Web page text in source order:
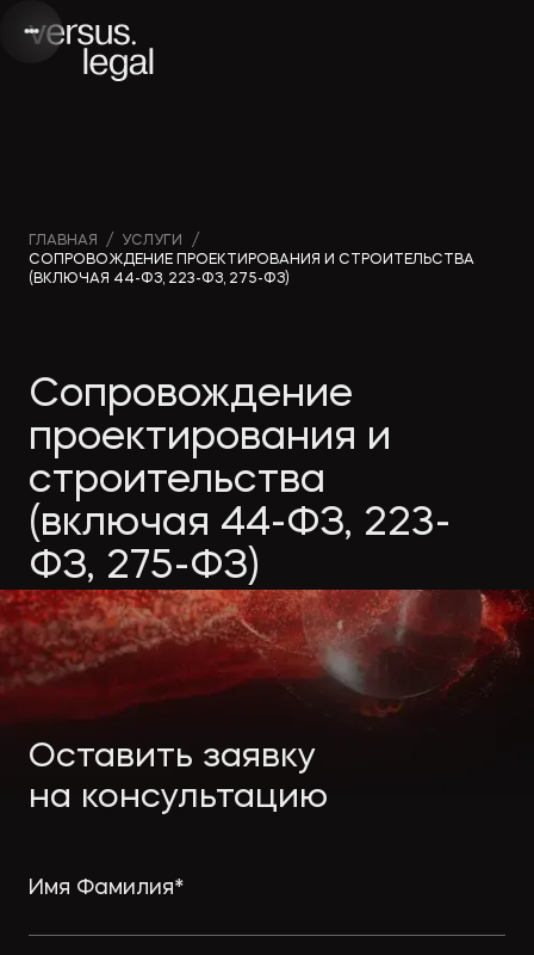
Интеллектуальная
собственность
и проектирование
Банкротство
Экологическое
право
Вебинары и
видео
компании
Публикации
в СМИ
Полезные
материалы
Статьи
ГЛАВНАЯ / УСЛУГИ
/
СОПРОВОЖДЕНИЕ ПРОЕКТИРОВАНИЯ И СТРОИТЕЛЬСТВА
(ВКЛЮЧАЯ 44-ФЗ, 223-ФЗ, 275-ФЗ)
Сопровождение
проектирования и
строительства
(включая 44-ФЗ, 223-
ФЗ, 275-ФЗ)
Оставить заявку
на консультацию